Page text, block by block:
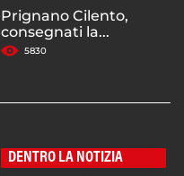
Prignano Cilento,
consegnati la...
5830
DENTRO LA NOTIZIA